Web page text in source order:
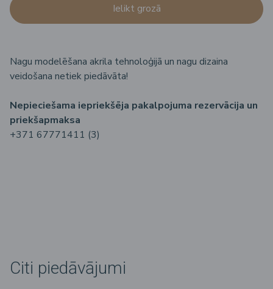
Ielikt grozā
Nagu modelēšana akrila tehnoloģijā un nagu dizaina
veidošana netiek piedāvāta!
Nepieciešama iepriekšēja pakalpojuma rezervācija un
priekšapmaksa
+371 67771411 (3)
Citi piedāvājumi